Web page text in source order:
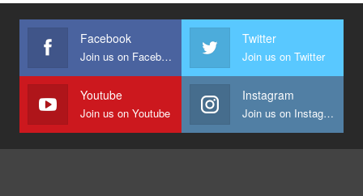
Facebook
Join us on Facebook
Twitter
Join us on Twitter
Youtube
Join us on Youtube
Instagram
Join us on Instagram